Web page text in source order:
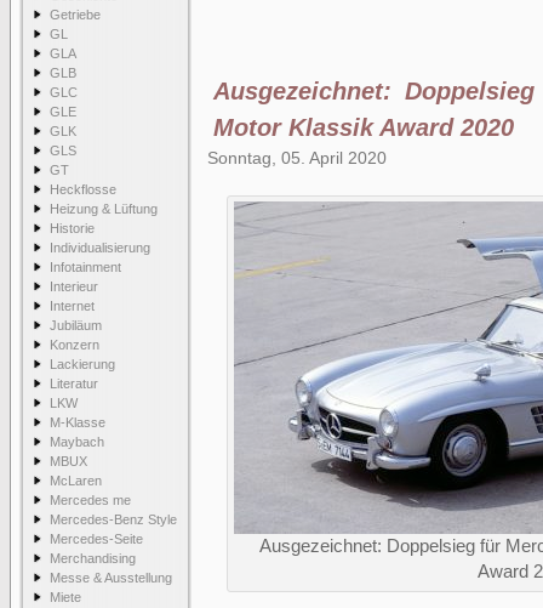
Getriebe
GL
GLA
GLB
GLC
GLE
GLK
GLS
GT
Heckflosse
Heizung & Lüftung
Historie
Individualisierung
Infotainment
Interieur
Internet
Jubiläum
Konzern
Lackierung
Literatur
LKW
M-Klasse
Maybach
MBUX
McLaren
Mercedes me
Mercedes-Benz Style
Mercedes-Seite
Merchandising
Messe & Ausstellung
Miete
Ausgezeichnet:
Motor Klassik Award 2020
Sonntag, 05. April 2020
Ausgezeichnet: Doppelsieg für
Award